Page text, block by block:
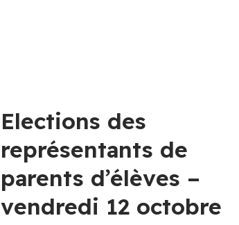
Elections des
représentants de
parents d’élèves –
vendredi 12 octobre